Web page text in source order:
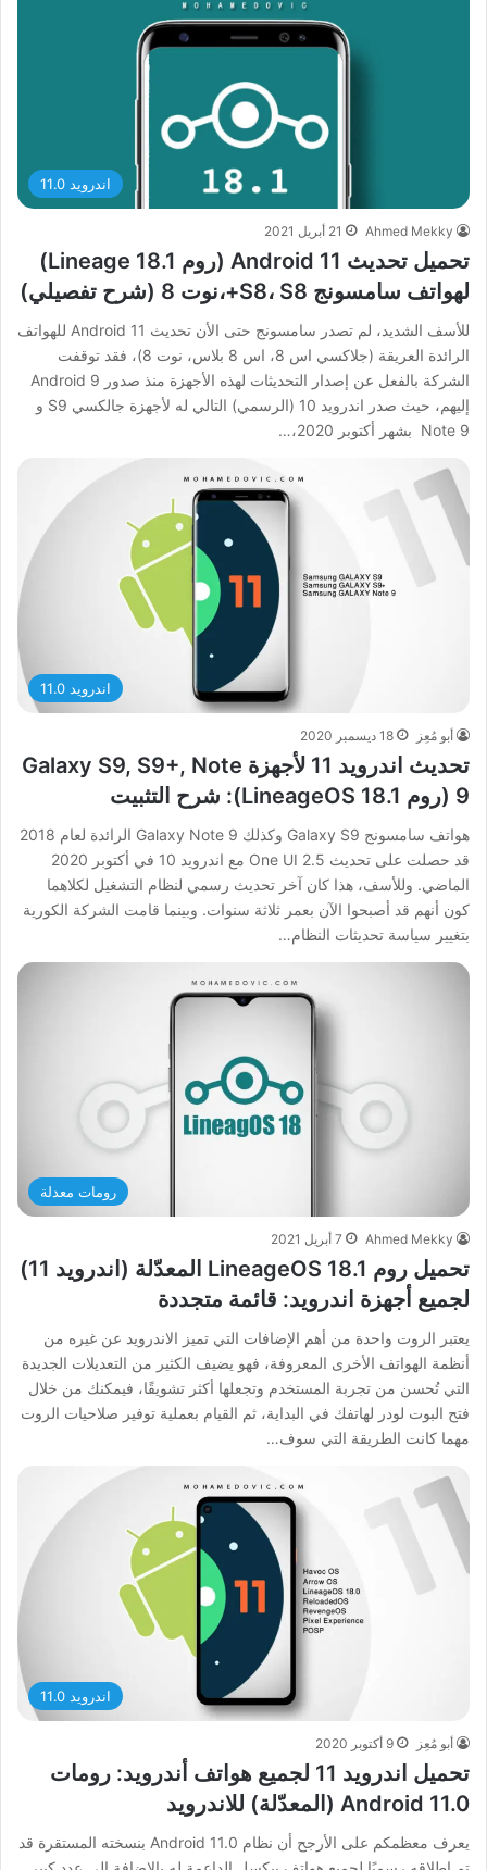
اندرويد 11.0
Ahmed Mekky 21 أبريل 2021
تحميل تحديث Android 11 (روم Lineage 18.1)
لهواتف سامسونج S8، S8+،نوت 8 (شرح تفصيلي)
للأسف الشديد، لم تصدر سامسونج حتى الأن تحديث Android 11 للهواتف
الرائدة العريقة (جلاكسي اس 8، اس 8 بلاس، نوت 8)، فقد توقفت
الشركة بالفعل عن إصدار التحديثات لهذه الأجهزة منذ صدور Android 9
إليهم، حيث صدر اندرويد 10 (الرسمي) التالي له لأجهزة جالكسي S9 و
Note 9 بشهر أكتوبر 2020،…
اندرويد 11.0
أبو مُعِز 18 ديسمبر 2020
تحديث اندرويد 11 لأجهزة Galaxy S9, S9+, Note
9 (روم LineageOS 18.1): شرح التثبيت
هواتف سامسونج Galaxy S9 وكذلك Galaxy Note 9 الرائدة لعام 2018
قد حصلت على تحديث One UI 2.5 مع اندرويد 10 في أكتوبر 2020
الماضي. وللأسف، هذا كان آخر تحديث رسمي لنظام التشغيل لكلاهما
كون أنهم قد أصبحوا الآن بعمر ثلاثة سنوات. وبينما قامت الشركة الكورية
بتغيير سياسة تحديثات النظام…
رومات معدلة
Ahmed Mekky 7 أبريل 2021
تحميل روم LineageOS 18.1 المعدّلة (اندرويد 11)
لجميع أجهزة اندرويد: قائمة متجددة
يعتبر الروت واحدة من أهم الإضافات التي تميز الاندرويد عن غيره من
أنظمة الهواتف الأخرى المعروفة، فهو يضيف الكثير من التعديلات الجديدة
التي تُحسن من تجربة المستخدم وتجعلها أكثر تشويقًا، فيمكنك من خلال
فتح البوت لودر لهاتفك في البداية، ثم القيام بعملية توفير صلاحيات الروت
مهما كانت الطريقة التي سوف…
اندرويد 11.0
أبو مُعِز 9 أكتوبر 2020
تحميل اندرويد 11 لجميع هواتف أندرويد: رومات
Android 11.0 (المعدّلة) للاندرويد
يعرف معظمكم على الأرجح أن نظام Android 11.0 بنسخته المستقرة قد